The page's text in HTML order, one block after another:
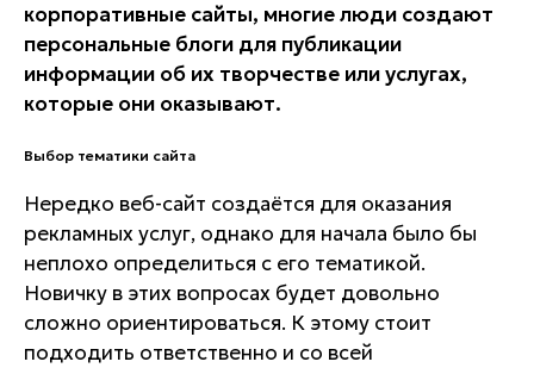
корпоративные сайты, многие люди создают
персональные блоги для публикации
информации об их творчестве или услугах,
которые они оказывают.
Выбор тематики сайта
Нередко веб-сайт создаётся для оказания
рекламных услуг, однако для начала было бы
неплохо определиться с его тематикой.
Новичку в этих вопросах будет довольно
сложно ориентироваться. К этому стоит
подходить ответственно и со всей